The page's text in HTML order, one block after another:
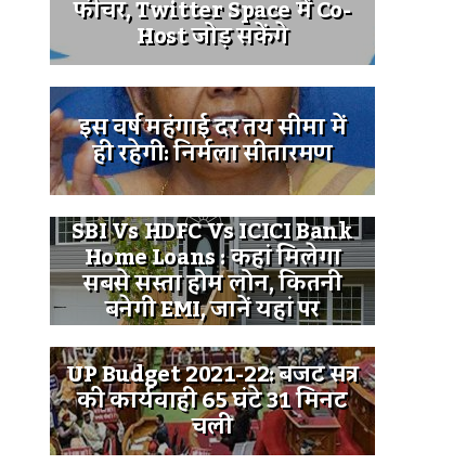
फीचर, Twitter Space में Co-
Host जोड़ सकेंगे
इस वर्ष महंगाई दर तय सीमा में
ही रहेगी: निर्मला सीतारमण
SBI Vs HDFC Vs ICICI Bank
Home Loans : कहां मिलेगा
सबसे सस्ता होम लोन, कितनी
बनेगी EMI, जानें यहां पर
UP Budget 2021-22: बजट सत्र
की कार्यवाही 65 घंटे 31 मिनट
चली